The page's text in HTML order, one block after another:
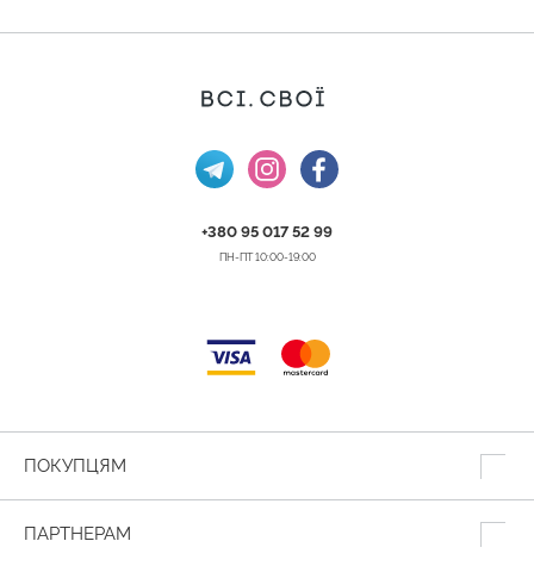
+380 95 017 52 99
ПН-ПТ 10:00-19:00
ПОКУПЦЯМ
ПАРТНЕРАМ